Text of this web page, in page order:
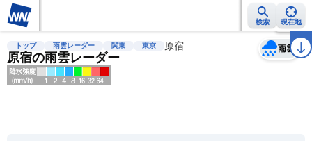
検索 現在地
雨雲レーダー 台風情報 地震情報 警報・注意報 2週間天気 ラ
トップ 雨雲レーダー 関東 東京 原宿
原宿の雨雲レーダー
雨雲
天気 台風